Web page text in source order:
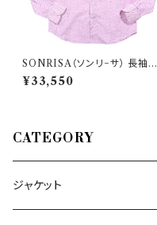
SONRISA（ソンリ−サ） 長袖シ
ャツ T5061 34904
¥33,550
CATEGORY
ジャケット